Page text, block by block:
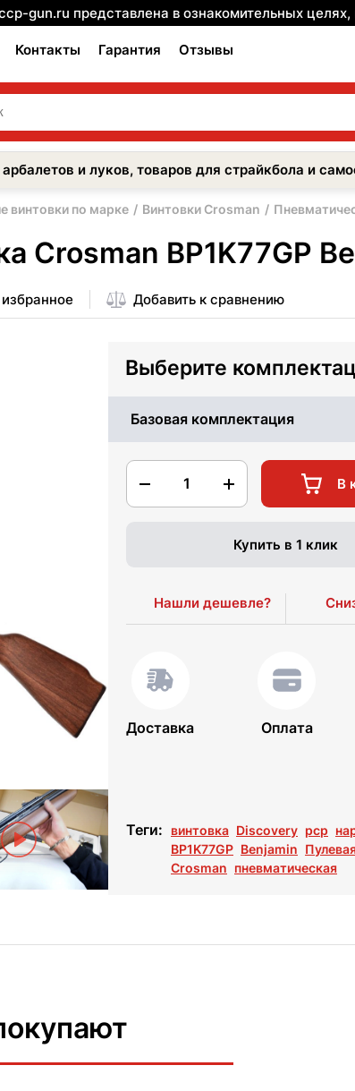
gun.ru представлена в ознакомительных
Контакты Гарантия Отзывы
и луков, товаров для страйкбола и
винтовки по марке Винтовки Crosman
Crosman BP1K77GP
Добавить к сравнению
Выберите
Базовая комплектация
1 В
Купить в 1 клик
Нашли дешевле?
Доставка Оплата
Теги: винтовка Discovery pcp
BP1K77GP Benjamin
Crosman пневматическая